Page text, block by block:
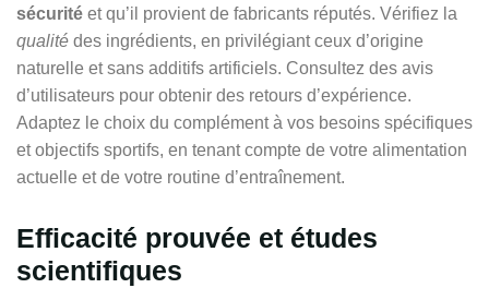
sécurité et qu’il provient de fabricants réputés. Vérifiez la
qualité des ingrédients, en privilégiant ceux d’origine
naturelle et sans additifs artificiels. Consultez des avis
d’utilisateurs pour obtenir des retours d’expérience.
Adaptez le choix du complément à vos besoins spécifiques
et objectifs sportifs, en tenant compte de votre alimentation
actuelle et de votre routine d’entraînement.
Efficacité prouvée et études
scientifiques